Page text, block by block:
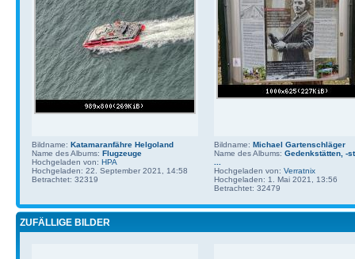
Bildname: Katamaranfähre Helgoland
Name des Albums: Flugzeuge
Hochgeladen von: HPA
Hochgeladen: 22. September 2021, 14:58
Betrachtet: 32319
Bildname: Michael Gartenschläger
Name des Albums: Gedenkstätten, -
Hochgeladen von: Verratnix
Hochgeladen: 1. Mai 2021, 13:56
Betrachtet: 32479
ZUFÄLLIGE BILDER